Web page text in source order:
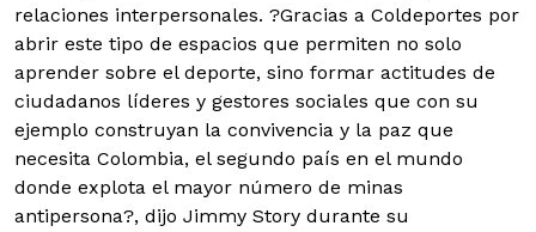
relaciones interpersonales. ?Gracias a Coldeportes por
abrir este tipo de espacios que permiten no solo
aprender sobre el deporte, sino formar actitudes de
ciudadanos líderes y gestores sociales que con su
ejemplo construyan la convivencia y la paz que
necesita Colombia, el segundo país en el mundo
donde explota el mayor número de minas
antipersona?, dijo Jimmy Story durante su